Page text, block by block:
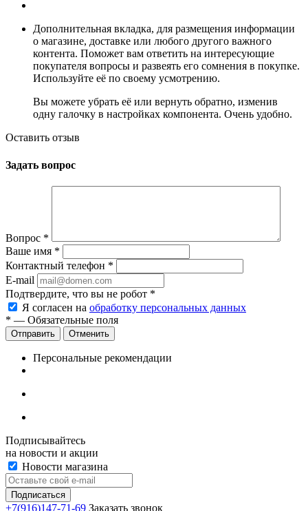
Дополнительная вкладка, для размещения информации
о магазине, доставке или любого другого важного
контента. Поможет вам ответить на интересующие
покупателя вопросы и развеять его сомнения в покупке.
Используйте её по своему усмотрению.
Вы можете убрать её или вернуть обратно, изменив
одну галочку в настройках компонента. Очень удобно.
Оставить отзыв
Задать вопрос
Вопрос *
Ваше имя *
Контактный телефон *
E-mail
Подтвердите, что вы не робот *
Я согласен на обработку персональных данных
* — Обязательные поля
Отменить
Персональные рекомендации
Подписывайтесь
на новости и акции
Новости магазина
+7(916)147-71-69 Заказать звонок